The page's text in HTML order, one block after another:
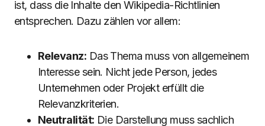
ist, dass die Inhalte den Wikipedia-Richtlinien
entsprechen. Dazu zählen vor allem:
Relevanz: Das Thema muss von allgemeinem
Interesse sein. Nicht jede Person, jedes
Unternehmen oder Projekt erfüllt die
Relevanzkriterien.
Neutralität: Die Darstellung muss sachlich